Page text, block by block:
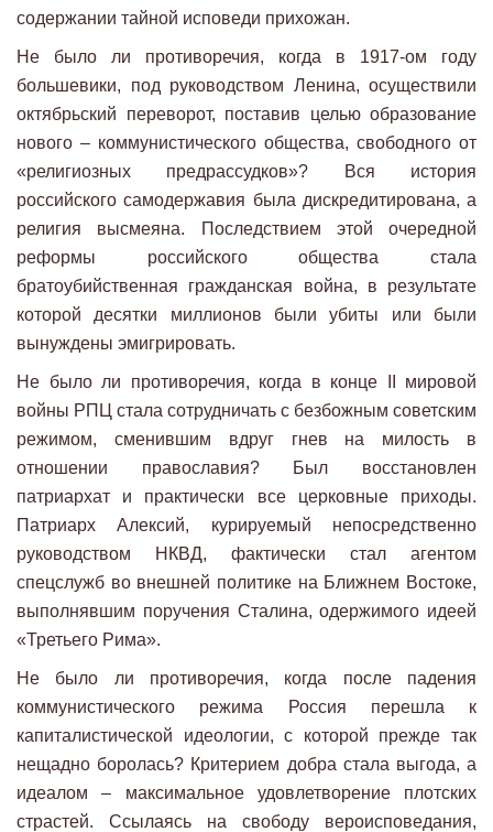
содержании тайной исповеди прихожан.
Не было ли противоречия, когда в 1917-ом году
большевики, под руководством Ленина, осуществили
октябрьский переворот, поставив целью образование
нового – коммунистического общества, свободного от
«религиозных предрассудков»? Вся история
российского самодержавия была дискредитирована, а
религия высмеяна. Последствием этой очередной
реформы российского общества стала
братоубийственная гражданская война, в результате
которой десятки миллионов были убиты или были
вынуждены эмигрировать.
Не было ли противоречия, когда в конце II мировой
войны РПЦ стала сотрудничать с безбожным советским
режимом, сменившим вдруг гнев на милость в
отношении православия? Был восстановлен
патриархат и практически все церковные приходы.
Патриарх Алексий, курируемый непосредственно
руководством НКВД, фактически стал агентом
спецслужб во внешней политике на Ближнем Востоке,
выполнявшим поручения Сталина, одержимого идеей
«Третьего Рима».
Не было ли противоречия, когда после падения
коммунистического режима Россия перешла к
капиталистической идеологии, с которой прежде так
нещадно боролась? Критерием добра стала выгода, а
идеалом – максимальное удовлетворение плотских
страстей. Ссылаясь на свободу вероисповедания,